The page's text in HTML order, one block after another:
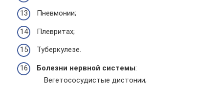
Пневмонии;
Плевритах;
Туберкулезе.
Болезни нервной системы:
Вегетососудистые дистонии;